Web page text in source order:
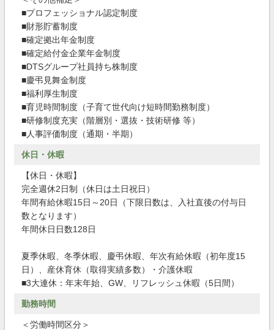
■プロフェッショナル認定制度
■財形貯蓄制度
■確定拠出年金制度
■確定給付金企業年金制度
■DTSグループ社員持ち株制度
■慶弔見舞金制度
■福利厚生制度
■育児時間制度（子育て世代向け短時間勤務制度）
■研修制度充実（階層別・選抜・技術研修 等）
■人事評価制度（通期・半期）
休日・休暇
【休日・休暇】
完全週休2日制（休日は土日祝日）
年間有給休暇15日～20日（下限日数は、入社直後の付与日
数となります）
年間休日日数128日
夏季休暇、冬季休暇、慶弔休暇、年次有給休暇（初年度15
日）、産休育休（取得実績多数）・介護休暇
■3大連休：年末年始、GW、リフレッシュ休暇（5日間）
勤務時間
＜労働時間区分＞